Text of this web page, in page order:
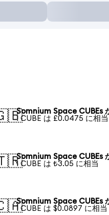
Somnium Space CUBEs
1 CUBE は £0.0475 に相当
Somnium Space CUBEs
1 CUBE は ₺3.05 に相当
Somnium Space CUBEs
1 CUBE は $0.0897 に相当